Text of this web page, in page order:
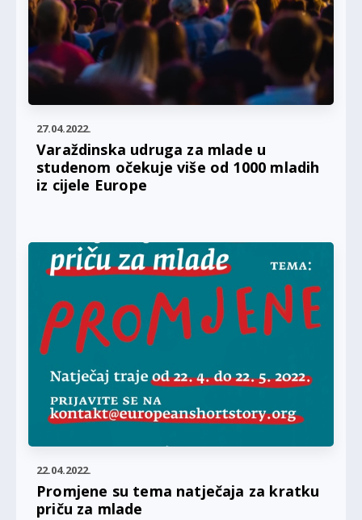
27.04.2022.
Varaždinska udruga za mlade u
studenom očekuje više od 1000 mladih
iz cijele Europe
22.04.2022.
Promjene su tema natječaja za kratku
priču za mlade